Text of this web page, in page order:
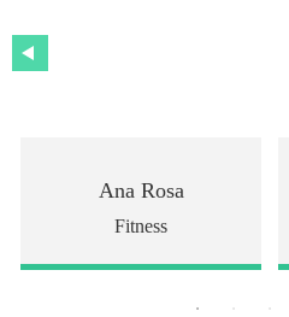
Ana Rosa
Fitness